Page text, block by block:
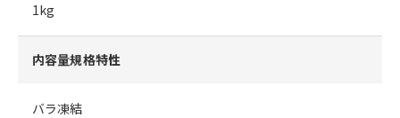
1kg
内容量規格特性
バラ凍結